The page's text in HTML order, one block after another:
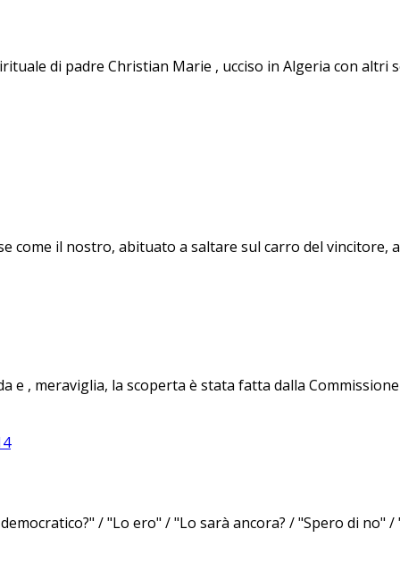
di padre Christian Marie , ucciso in Algeria con
come il nostro, abituato a saltare sul carro del vincitore,
e , meraviglia, la scoperta è stata fatta dalla
è democratico?" / "Lo ero" / "Lo sarà ancora? / "Spero di